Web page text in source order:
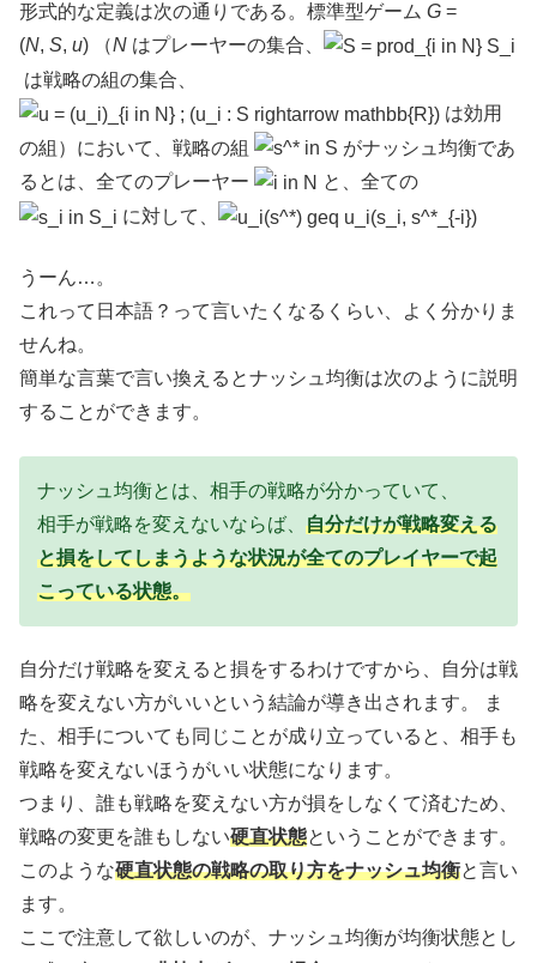
形式的な定義は次の通りである。標準型ゲーム G =
(N, S, u) （N はプレーヤーの集合、
は戦略の組の集合、
は効用
の組）において、戦略の組
がナッシュ均衡であ
るとは、全てのプレーヤー
と、全ての
に対して、
うーん…。
これって日本語？って言いたくなるくらい、よく分かりま
せんね。
簡単な言葉で言い換えるとナッシュ均衡は次のように説明
することができます。
ナッシュ均衡とは、相手の戦略が分かっていて、
相手が戦略を変えないならば、 自分だけが戦略変える
と損をしてしまうような状況が全てのプレイヤーで起
こっている状態。
自分だけ戦略を変えると損をするわけですから、自分は戦
略を変えない方がいいという結論が導き出されます。 ま
た、相手についても同じことが成り立っていると、相手も
戦略を変えないほうがいい状態になります。
つまり、誰も戦略を変えない方が損をしなくて済むため、
戦略の変更を誰もしない硬直状態ということができます。
このような硬直状態の戦略の取り方をナッシュ均衡と言い
ます。
ここで注意して欲しいのが、ナッシュ均衡が均衡状態とし